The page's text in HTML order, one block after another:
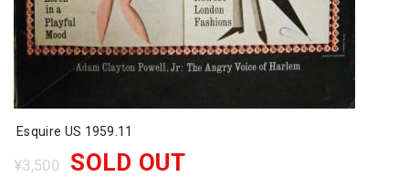
Esquire US 1959.11
¥3,500 SOLD OUT